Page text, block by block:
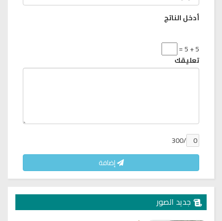
أدخل الناتج
5 + 5 =
تعليقك
/300
إضافة
جديد الصور